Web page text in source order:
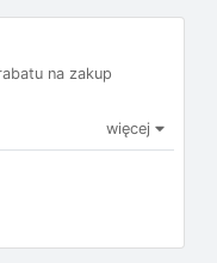
na zakup
więcej